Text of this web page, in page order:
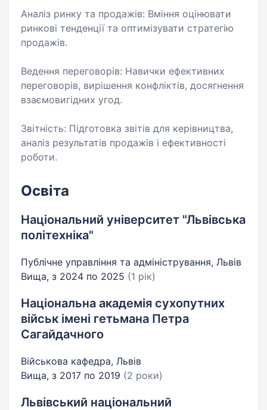
Аналіз ринку та продажів: Вміння оцінювати
ринкові тенденції та оптимізувати стратегію
продажів.
Ведення переговорів: Навички ефективних
переговорів, вирішення конфліктів, досягнення
взаємовигідних угод.
Звітність: Підготовка звітів для керівництва,
аналіз результатів продажів і ефективності
роботи.
Освіта
Національний університет "Львівська
політехніка"
Публічне управління та адміністрування, Львів
Вища, з 2024 по 2025 (1 рік)
Національна академія сухопутних
військ імені гетьмана Петра
Сагайдачного
Військова кафедра, Львів
Вища, з 2017 по 2019 (2 роки)
Львівський національний